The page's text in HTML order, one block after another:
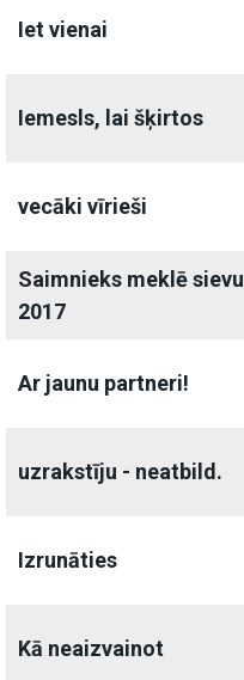
Iet vienai
Iemesls, lai šķirtos
vecāki vīrieši
Saimnieks meklē sievu
2017
Ar jaunu partneri!
uzrakstīju - neatbild.
Izrunāties
Kā neaizvainot